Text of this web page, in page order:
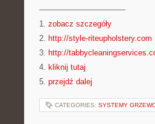
———————————
1. zobacz szczegóły
2. http://style-riteupholstery.com
3. http://
4. kliknij tutaj
5. przejdź dalej
CATEGORIES: SYSTEMY